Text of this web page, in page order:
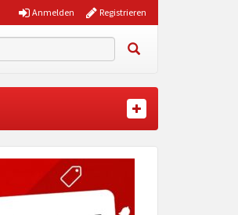
Registrieren
Anmelden